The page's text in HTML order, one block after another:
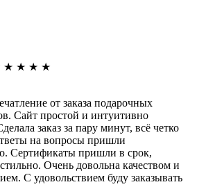
★ ★ ★ ★
от заказа подарочных
Сайт простой и интуитивно
заказ за пару минут, всё четко
на вопросы пришли
Сертификаты пришли в срок,
Очень довольна качеством и
С удовольствием буду заказывать